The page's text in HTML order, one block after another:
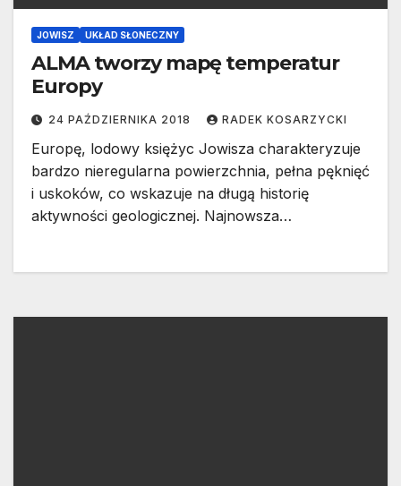
JOWISZ UKŁAD SŁONECZNY
ALMA tworzy mapę temperatur
Europy
24 PAŹDZIERNIKA 2018 RADEK KOSARZYCKI
Europę, lodowy księżyc Jowisza charakteryzuje
bardzo nieregularna powierzchnia, pełna pęknięć
i uskoków, co wskazuje na długą historię
aktywności geologicznej. Najnowsza…